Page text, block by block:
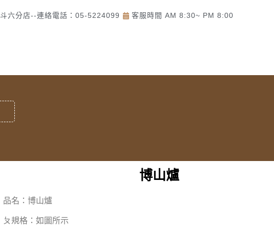
斗六分店--連絡電話：05-5224099 客服時間 AM 8:30~ PM 8:00
博山爐
品名：博山爐
ㄆ規格：如圖所示